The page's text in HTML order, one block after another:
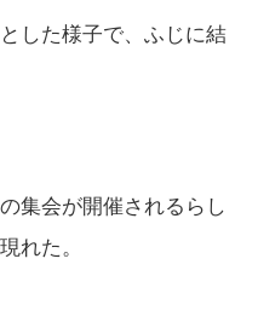
した様子で、ふじに結
集会が開催されるらし
れた。